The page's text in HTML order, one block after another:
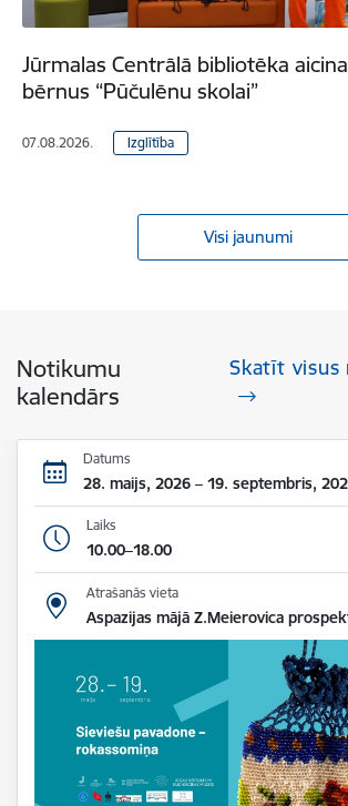
Jūrmalas Centrālā bibliotēka
bērnus “Pūčulēnu skolai”
07.08.2026. Izglītība
Visi jaunumi
Notikumu
kalendārs
Skatīt visus
Datums
28. maijs, 2026 – 19. septembris,
Laiks
10.00–18.00
Atrašanās vieta
Aspazijas mājā Z.Meierovica